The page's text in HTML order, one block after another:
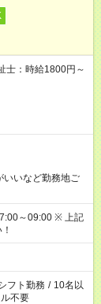
士：時給1800円～
いなど勤務地ご
09:00 ※ 上記
フト勤務 / 10名以
不要